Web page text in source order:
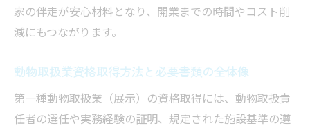
家の伴走が安心材料となり、開業までの時間やコスト削
減にもつながります。
動物取扱業資格取得方法と必要書類の全体像
第一種動物取扱業（展示）の資格取得には、動物取扱責
任者の選任や実務経験の証明、規定された施設基準の遵